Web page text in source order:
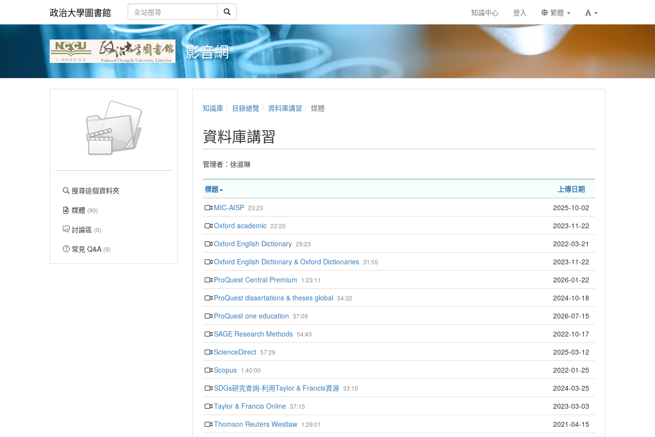
政治大學圖書館 知識中心 登入 繁體
影音網
搜尋這個資料夾
媒體 (90)
討論區 (0)
常見 Q&A (9)
知識庫 目錄總覽 資料庫講習 媒體
資料庫講習
管理者： 徐淑琳
標題 上傳日期
23:23
MIC-AISP 2025-10-02
22:20
Oxford academic 2023-11-22
29:23
Oxford English Dictionary 2022-03-21
31:55
Oxford English Dictionary & Oxford Dictionaries 2023-11-22
1:23:11
ProQuest Central Premium 2026-01-22
54:32
ProQuest dissertations & theses global 2024-10-18
37:09
ProQuest one education 2026-07-15
54:43
SAGE Research Methods 2022-10-17
57:29
ScienceDirect 2025-03-12
1:40:00
Scopus 2022-01-25
33:15
SDGs研究查詢-利用Taylor & Francis資源 2024-03-25
37:15
Taylor & Francis Online 2023-03-03
1:29:01
Thomson Reuters Westlaw 2021-04-15